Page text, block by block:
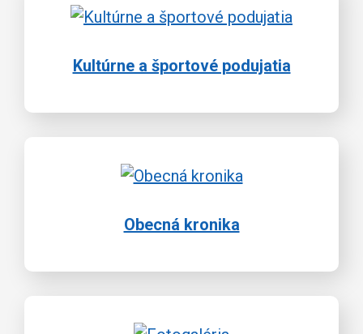
Kultúrne a športové podujatia
Obecná kronika